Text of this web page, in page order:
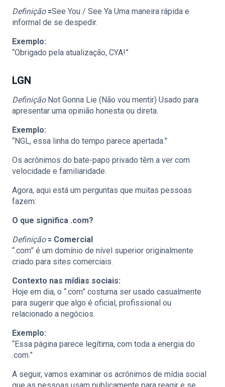
Definição🟰See You / See Ya Uma maneira rápida e
informal de se despedir.
Exemplo:
“Obrigado pela atualização, CYA!”
LGN
DefiniçãoNot Gonna Lie (Não vou mentir) Usado para
apresentar uma opinião honesta ou direta.
Exemplo:
“NGL, essa linha do tempo parece apertada.”
Os acrônimos do bate-papo privado têm a ver com
velocidade e familiaridade.
Agora, aqui está um perguntas que muitas pessoas
fazem:
O que significa .com?
Definição🟰 Comercial
“.com” é um domínio de nível superior originalmente
criado para sites comerciais.
Contexto nas mídias sociais:
Hoje em dia, o “.com” costuma ser usado casualmente
para sugerir que algo é oficial, profissional ou
relacionado a negócios.
Exemplo:
“Essa página parece legítima, com toda a energia do
.com.”
A seguir, vamos examinar os acrônimos de mídia social